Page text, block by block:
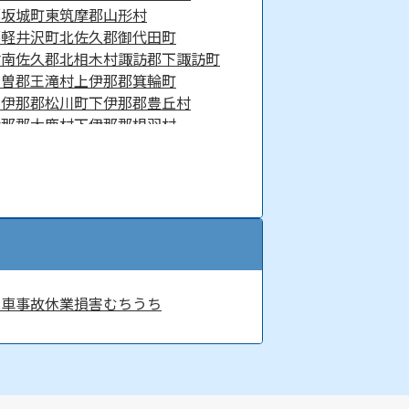
城町東筑摩郡山形村
井沢町北佐久郡御代田町
南佐久郡北相木村諏訪郡下諏訪町
郡王滝村上伊那郡箕輪町
那郡松川町下伊那郡豊丘村
郡大鹿村下伊那郡根羽村
事故休業損害むちうち